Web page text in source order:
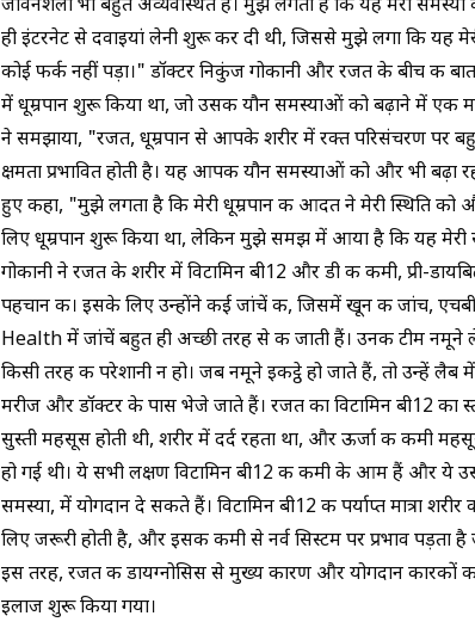
जीवनशैली भी बहुत अव्यवस्थित है। मुझे लगता है कि यह मेरी
ही इंटरनेट से दवाइयां लेनी शुरू कर दी थी, जिससे मुझे लगा कि
कोई फर्क नहीं पड़ा।" डॉक्टर निकुंज गोकानी और रजत के बीच की
में धूम्रपान शुरू किया था, जो उसकी यौन समस्याओं को बढ़ाने में एक
ने समझाया, "रजत, धूम्रपान से आपके शरीर में रक्त परिसंचरण पर
क्षमता प्रभावित होती है। यह आपकी यौन समस्याओं को और भी बढ़ा
हुए कहा, "मुझे लगता है कि मेरी धूम्रपान की आदत ने मेरी स्थिति
लिए धूम्रपान शुरू किया था, लेकिन मुझे समझ में आया है कि यह मेरी
गोकानी ने रजत के शरीर में विटामिन बी12 और डी की कमी, प्री-
पहचान की। इसके लिए उन्होंने कई जांचें की, जिसमें खून की जांच,
Health में जांचें बहुत ही अच्छी तरह से की जाती हैं। उनकी टीम
किसी तरह की परेशानी न हो। जब नमूने इकट्ठे हो जाते हैं, तो उन्हें
मरीज और डॉक्टर के पास भेजे जाते हैं। रजत काविटामिन बी12का
सुस्ती महसूस होती थी, शरीर में दर्द रहता था, और ऊर्जा की कमी
हो गई थी। ये सभी लक्षण विटामिन बी12 की कमी के आम हैं और ये
समस्या, में योगदान दे सकते हैं। विटामिन बी12 की पर्याप्त मात्रा
लिए जरूरी होती है, और इसकी कमी से नर्व सिस्टम पर प्रभाव पड़ता है
इस तरह, रजत की डायग्नोसिस से मुख्य कारण और योगदान
इलाज शुरू किया गया।